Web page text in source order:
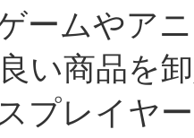
ームやア
い商品を
プレイヤ